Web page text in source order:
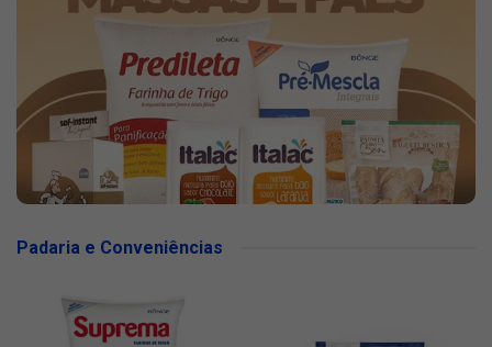
Padaria e Conveniências